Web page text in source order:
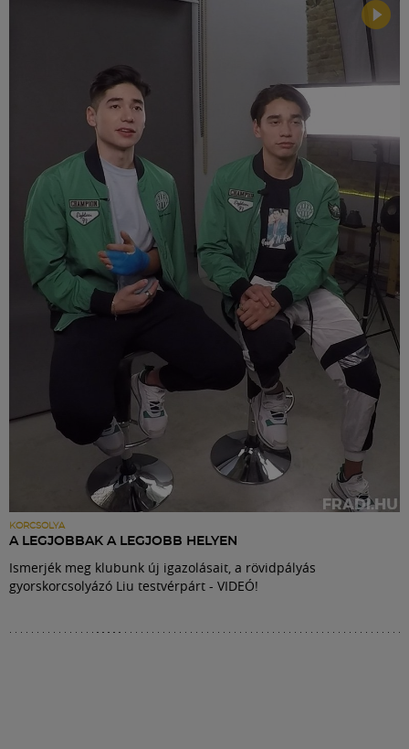
KORCSOLYA
A LEGJOBBAK A LEGJOBB HELYEN
Ismerjék meg klubunk új igazolásait, a rövidpályás
gyorskorcsolyázó Liu testvérpárt - VIDEÓ!